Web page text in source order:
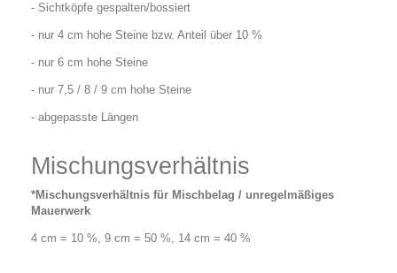
- Sichtköpfe gespalten/bossiert
- nur 4 cm hohe Steine bzw. Anteil über 10 %
- nur 6 cm hohe Steine
- nur 7,5 / 8 / 9 cm hohe Steine
- abgepasste Längen
Mischungsverhältnis
*Mischungsverhältnis für Mischbelag / unregelmäßiges
Mauerwerk
4 cm = 10 %, 9 cm = 50 %, 14 cm = 40 %